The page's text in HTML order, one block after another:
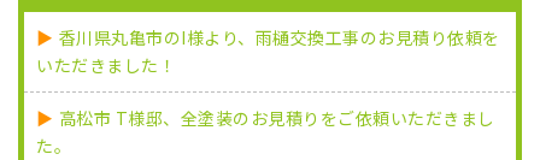
香川県丸亀市のI様より、雨樋交換工事のお見積り依頼を
いただきました！
高松市 T様邸、全塗装のお見積りをご依頼いただきまし
た。